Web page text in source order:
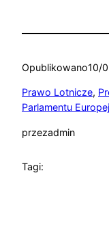
Opublikowano10/
Prawo Lotnicze,
Parlamentu
przezadmin
Tagi: